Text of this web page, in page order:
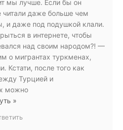
мы лучше. Если бы он
даже больше чем
и даже под подушкой клали.
в интернете, чтобы
над своим народом?! —
о мигрантах туркменах,
Кстати, после того как
Турцией и
можно
»